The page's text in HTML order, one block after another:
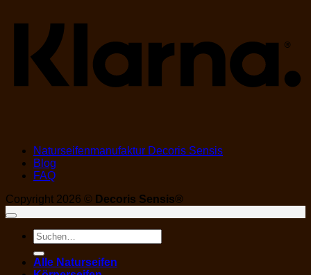
Naturseifenmanufaktur Decoris Sensis
Blog
FAQ
Copyright 2026 © Decoris Sensis®
Suchen
nach:
Alle Naturseifen